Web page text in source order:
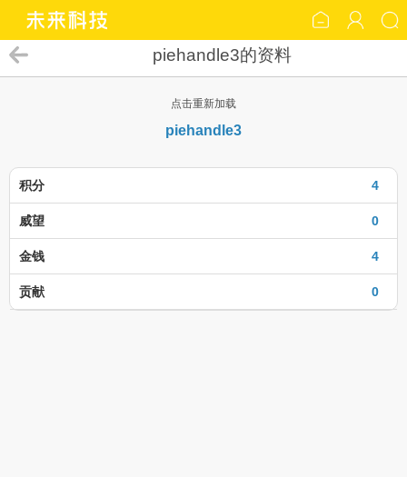
piehandle3的资料
点击重新加载
piehandle3
4
积分
0
威望
4
金钱
0
贡献